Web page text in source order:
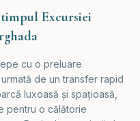
Excursiei
cu o preluare
de un transfer rapid
luxoasă și spațioasă,
pentru o călătorie